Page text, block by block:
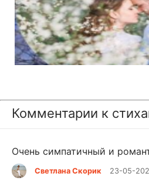
Комментарии к
Очень симпатичный и
Светлана Скорик 23-05-